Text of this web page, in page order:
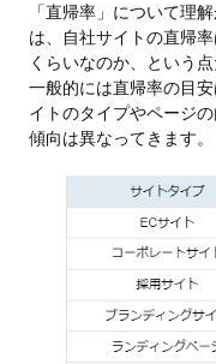
「直帰率」について理
は、自社サイトの直帰
くらいなのか、という点
一般的には直帰率の目
イトのタイプやページ
傾向は異なってきます。